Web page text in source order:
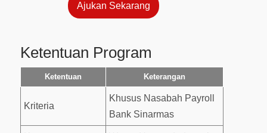
Ajukan Sekarang
Ketentuan Program
Ketentuan Keterangan
Kriteria
Khusus Nasabah Payroll
Bank Sinarmas